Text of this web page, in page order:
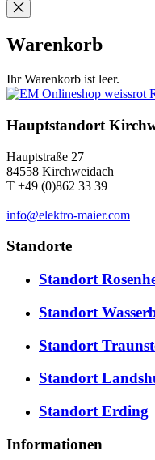
Warenkorb
Ihr Warenkorb ist leer.
Hauptstandort
Hauptstraße 27
84558 Kirchweidach
T +49 (0)862 33 39
info@elektro-maier.com
Standorte
Standort
Standort
Standort
Standort
Standort Erding
Informationen